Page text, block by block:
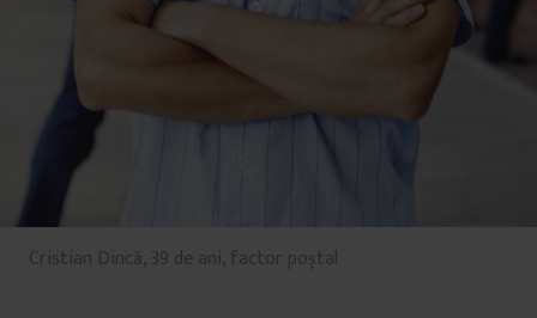
Cristian Dincă, 39 de ani, factor poștal